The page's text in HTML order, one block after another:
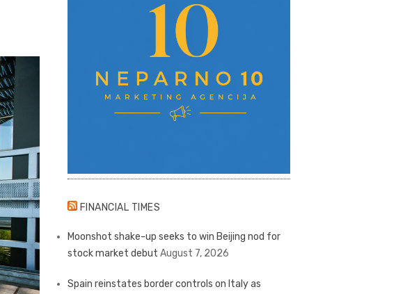
FINANCIAL TIMES
Moonshot shake-up seeks to win Beijing nod for
stock market debut August 7, 2026
Spain reinstates border controls on Italy as